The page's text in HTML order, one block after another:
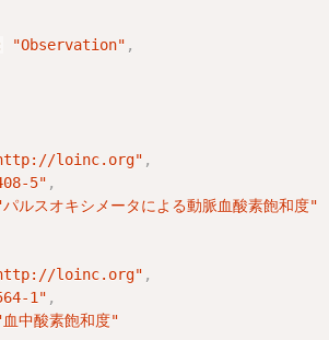
"Observation" ,
loinc.org" ,
5" ,
ルスオキシメータによる動脈血酸素飽和度"
loinc.org" ,
1" ,
中酸素飽和度"